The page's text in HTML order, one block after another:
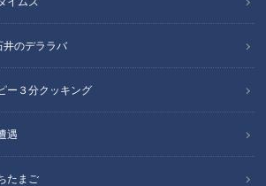
のデララバ
ー３分クッキング
遇
たまご
』より「マヨネーズ」
ム
風